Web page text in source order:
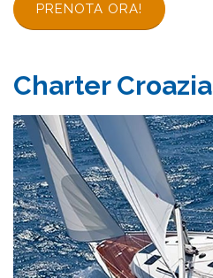
PRENOTA ORA!
Charter Croazia